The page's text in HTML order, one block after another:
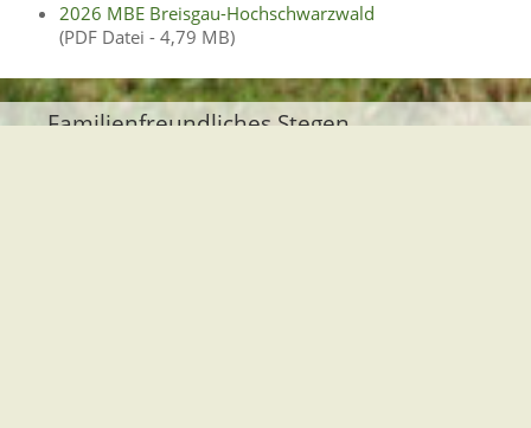
2026 MBE Breisgau-Hochschwarzwald
(PDF Datei - 4,79 MB)
Familienfreundliches Stegen